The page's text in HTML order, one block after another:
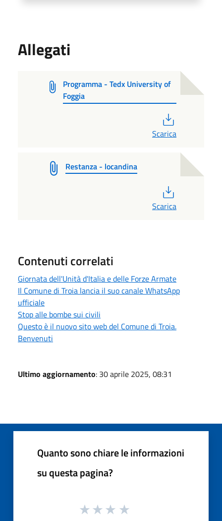
Allegati
Programma - Tedx University of
Foggia
Scarica
Restanza - locandina
Scarica
Contenuti correlati
Giornata dell'Unità d'Italia e delle Forze Armate
Il Comune di Troia lancia il suo canale WhatsApp
ufficiale
Stop alle bombe sui civili
Questo è il nuovo sito web del Comune di Troia.
Benvenuti
Ultimo aggiornamento: 30 aprile 2025, 08:31
Quanto sono chiare le informazioni
su questa pagina?